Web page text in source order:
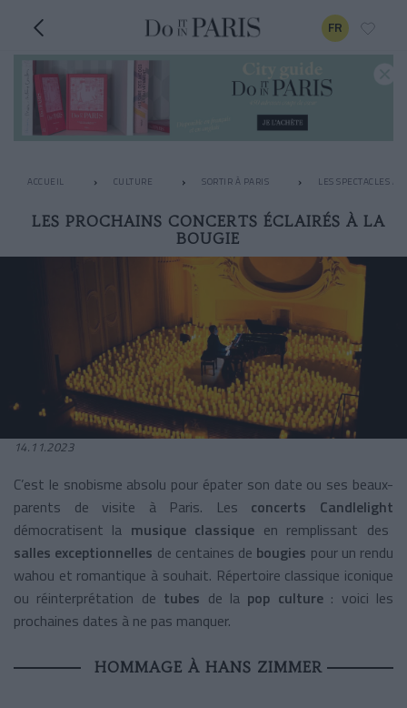
FR
ACCUEIL CULTURE SORTIR À PARIS LES SPECTACLES À
LES PROCHAINS CONCERTS ÉCLAIRÉS À LA
BOUGIE
14.11.2023
C’est le snobisme absolu pour épater son date ou ses beaux-
parents de visite à Paris. Les concerts Candlelight
démocratisent la musique classique en remplissant des
salles exceptionnelles de centaines de bougies pour un rendu
wahou et romantique à souhait. Répertoire classique iconique
ou réinterprétation de tubes de la pop culture: voici les
prochaines dates à ne pas manquer.
HOMMAGE À HANS ZIMMER